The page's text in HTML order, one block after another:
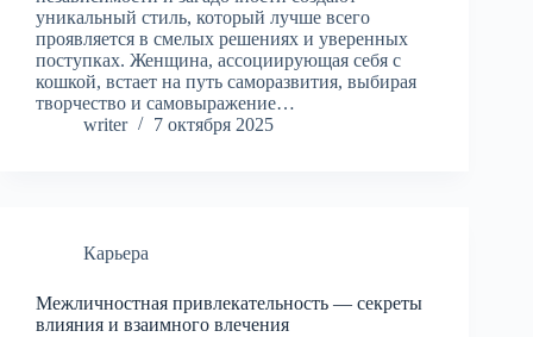
уникальный стиль, который лучше всего
проявляется в смелых решениях и уверенных
поступках. Женщина, ассоциирующая себя с
кошкой, встает на путь саморазвития, выбирая
творчество и самовыражение…
writer
7 октября 2025
Карьера
Межличностная привлекательность — секреты
влияния и взаимного влечения